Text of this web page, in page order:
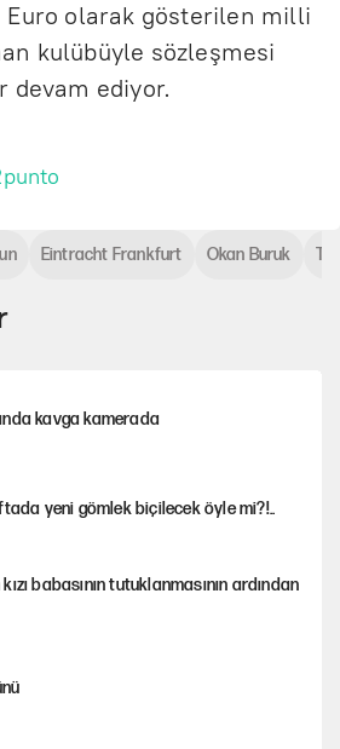
Euro olarak gösterilen milli
kulübüyle sözleşmesi
devam ediyor.
kavga kamerada
yeni gömlek biçilecek öyle mi?!..
babasının tutuklanmasının ardından
Eintracht Frankfurt Okan Buruk